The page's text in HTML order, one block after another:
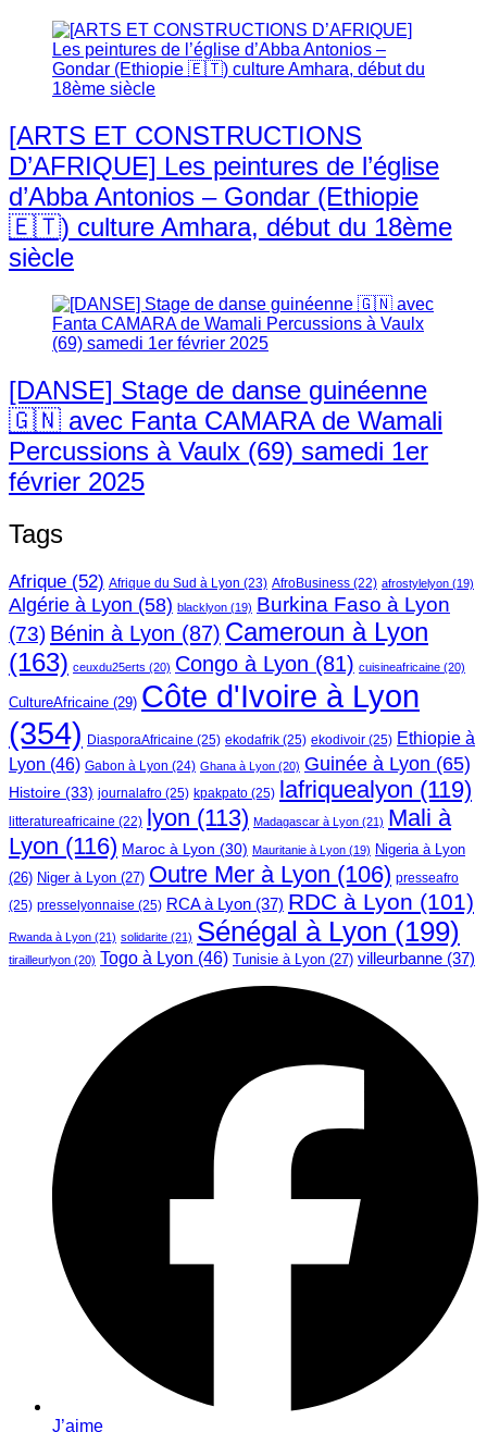
[ARTS ET CONSTRUCTIONS
D’AFRIQUE] Les peintures de l’église
d’Abba Antonios – Gondar (Ethiopie
🇪🇹) culture Amhara, début du 18ème
siècle
[DANSE] Stage de danse guinéenne
🇬🇳 avec Fanta CAMARA de Wamali
Percussions à Vaulx (69) samedi 1er
février 2025
Tags
Afrique (52) Afrique du Sud à Lyon (23) AfroBusiness (22) afrostylelyon (19)
Algérie à Lyon (58) blacklyon (19) Burkina Faso à Lyon
(73) Bénin à Lyon (87) Cameroun à Lyon
(163) ceuxdu25erts (20) Congo à Lyon (81) cuisineafricaine (20)
CultureAfricaine (29) Côte d'Ivoire à Lyon
(354) DiasporaAfricaine (25) ekodafrik (25) ekodivoir (25) Ethiopie à
Lyon (46) Gabon à Lyon (24) Ghana à Lyon (20) Guinée à Lyon (65)
Histoire (33) journalafro (25) kpakpato (25) lafriquealyon (119)
litteratureafricaine (22) lyon (113) Madagascar à Lyon (21) Mali à
Lyon (116) Maroc à Lyon (30) Mauritanie à Lyon (19) Nigeria à Lyon
(26) Niger à Lyon (27) Outre Mer à Lyon (106) presseafro
(25) presselyonnaise (25) RCA à Lyon (37) RDC à Lyon (101)
Rwanda à Lyon (21) solidarite (21) Sénégal à Lyon (199)
tirailleurlyon (20) Togo à Lyon (46) Tunisie à Lyon (27) villeurbanne (37)
J’aime